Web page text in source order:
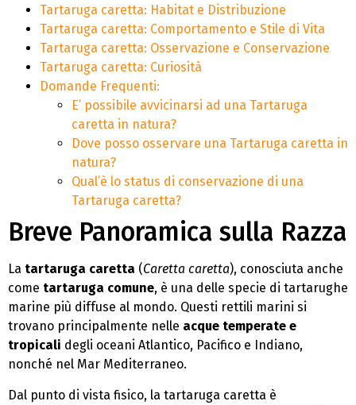
Tartaruga caretta: Habitat e Distribuzione
Tartaruga caretta: Comportamento e Stile di Vita
Tartaruga caretta: Osservazione e Conservazione
Tartaruga caretta: Curiosità
Domande Frequenti:
E’ possibile avvicinarsi ad una Tartaruga
caretta in natura?
Dove posso osservare una Tartaruga caretta in
natura?
Qual’è lo status di conservazione di una
Tartaruga caretta?
Breve Panoramica sulla Razza
La tartaruga caretta (Caretta caretta), conosciuta anche
come tartaruga comune, è una delle specie di tartarughe
marine più diffuse al mondo. Questi rettili marini si
trovano principalmente nelle acque temperate e
tropicali degli oceani Atlantico, Pacifico e Indiano,
nonché nel Mar Mediterraneo.
Dal punto di vista fisico, la tartaruga caretta è